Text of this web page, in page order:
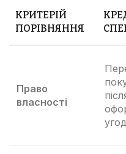
КРИТЕРІЙ
ПОРІВНЯННЯ
Право
власності